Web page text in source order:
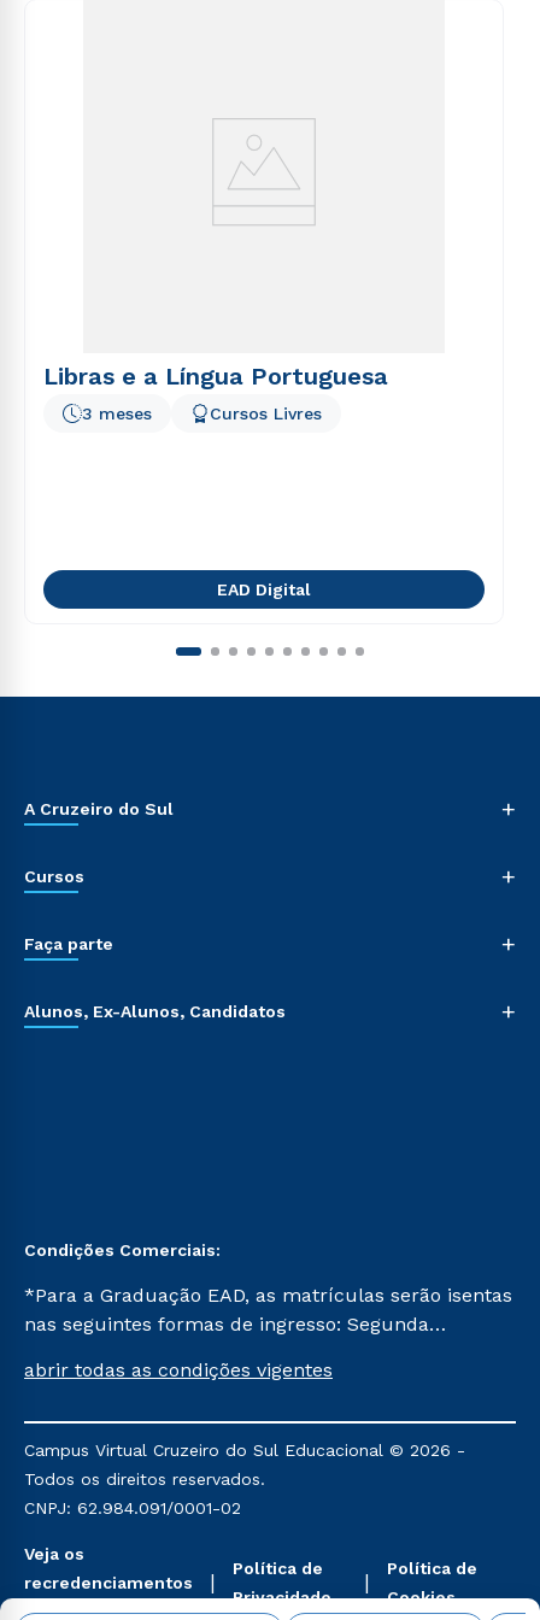
Libras e a Língua Portuguesa
3 meses Cursos Livres
EAD Digital
A Cruzeiro do Sul +
Cursos +
Faça parte +
Alunos, Ex-Alunos, Candidatos +
Condições Comerciais:
*Para a Graduação EAD, as matrículas serão isentas
nas seguintes formas de ingresso: Segunda
Já para as demais, a taxa de matrícula será de R$
mencionadas são referentes aos cursos: Ensino
Religioso, Geografia para a Docência e Metodologia
do Ensino de História: Questões Atuais.
abrir todas as condições vigentes
Campus Virtual Cruzeiro do Sul Educacional © 2026 -
Todos os direitos reservados.
CNPJ: 62.984.091/0001-02
Veja os
recredenciamentos
aqui
Política de
Privacidade
Política de
Cookies